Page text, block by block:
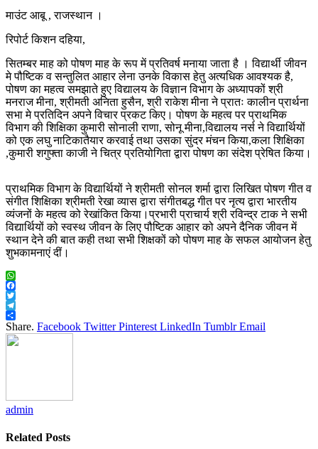
माउंट आबू , राजस्थान ।
रिपोर्ट किशन दहिया,
सितम्बर माह को पोषण माह के रूप में प्रतिवर्ष मनाया जाता है । विद्यार्थी जीवन
मे पौष्टिक व सन्तुलित आहार लेना उनके विकास हेतु अत्यधिक आवश्यक है,
पोषण का महत्व समझाते हुए विद्यालय के विज्ञान विभाग के अध्यापकों श्री
मनराज मीना, श्रीमती अनिता हुसैन, श्री राकेश मीना ने प्रातः कालीन प्रार्थना
सभा मे प्रतिदिन अपने विचार प्रकट किए। पोषण के महत्व पर प्राथमिक
विभाग की शिक्षिका कुमारी सोनाली राणा, सोनू मीना,विद्यालय नर्स ने विद्यार्थियों
को एक लघु नाटिकातैयार करवाई तथा उसका सुंदर मंचन किया,कला शिक्षिका
,कुमारी शगुफ्ता काजी ने चित्र प्रतियोगिता द्वारा पोषण का संदेश प्रेषित किया।
प्राथमिक विभाग के विद्यार्थियों ने श्रीमती सोनल शर्मा द्वारा लिखित पोषण गीत व
संगीत शिक्षिका श्रीमती रेखा व्यास द्वारा संगीतबद्ध गीत पर नृत्य द्वारा भारतीय
व्यंजनों के महत्व को रेखांकित किया।प्रभारी प्राचार्य श्री रविन्द्र टाक ने सभी
विद्यार्थियों को स्वस्थ जीवन के लिए पौष्टिक आहार को अपने दैनिक जीवन में
स्थान देने की बात कही तथा सभी शिक्षकों को पोषण माह के सफल आयोजन हेतु
शुभकामनाएं दीं।
WhatsApp
Facebook
Twitter
Telegram
Share
Share. Facebook Twitter Pinterest LinkedIn Tumblr Email
admin
Related Posts